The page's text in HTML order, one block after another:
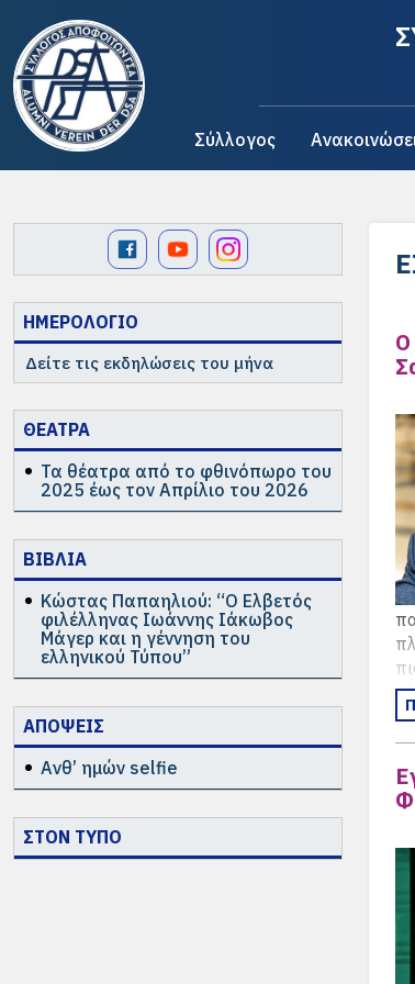
Σύλλογος
ΗΜΕΡΟΛΟΓΙΟ
Δείτε τις εκδηλώσεις του μήνα
ΘΕΑΤΡΑ
Τα θέατρα από το φθινόπωρο του
2025 έως τον Απρίλιο του 2026
ΒΙΒΛΙΑ
Κώστας Παπαηλιού: “Ο Ελβετός
φιλέλληνας Ιωάννης Ιάκωβος
Μάγερ και η γέννηση του
ελληνικού Τύπου”
ΑΠΟΨΕΙΣ
Ανθ’ ημών selfie
ΣΤΟΝ ΤΥΠΟ
Ο